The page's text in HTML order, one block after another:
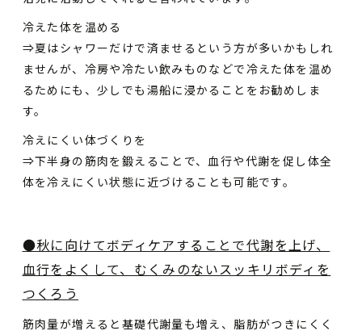
冷えた体を温める
⇒夏はシャワーだけで済ませるという方が多いかもしれ
ませんが、冷房や冷たい飲みものなどで冷えた体を温め
るためにも、少しでも湯船に浸かることをお勧めしま
す。
冷えにくい体づくりを
⇒下半身の筋肉を鍛えることで、血行や代謝を促し体全
体を冷えにくい状態に近づけることも可能です。
●秋に向けてボディケアすることで代謝を上げ、
血行をよくして、むくみのないスッキリボディを
つくろう
筋肉量が増えると基礎代謝量も増え、脂肪がつきにくく